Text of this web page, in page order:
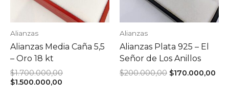
Alianzas
Alianzas Media Caña 5,5
– Oro 18 kt
$1.700.000,00El
$1.500.000,00
Alianzas
Alianzas Plata 925 – El
Señor de Los Anillos
$200.000,00 El
$170.000,00